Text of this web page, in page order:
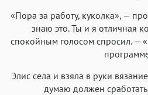
«Пора за работу, куколка», —
знаю это. Ты и я отличная
спокойным голосом спросил. —
Элис села и взяла в руки
думаю должен